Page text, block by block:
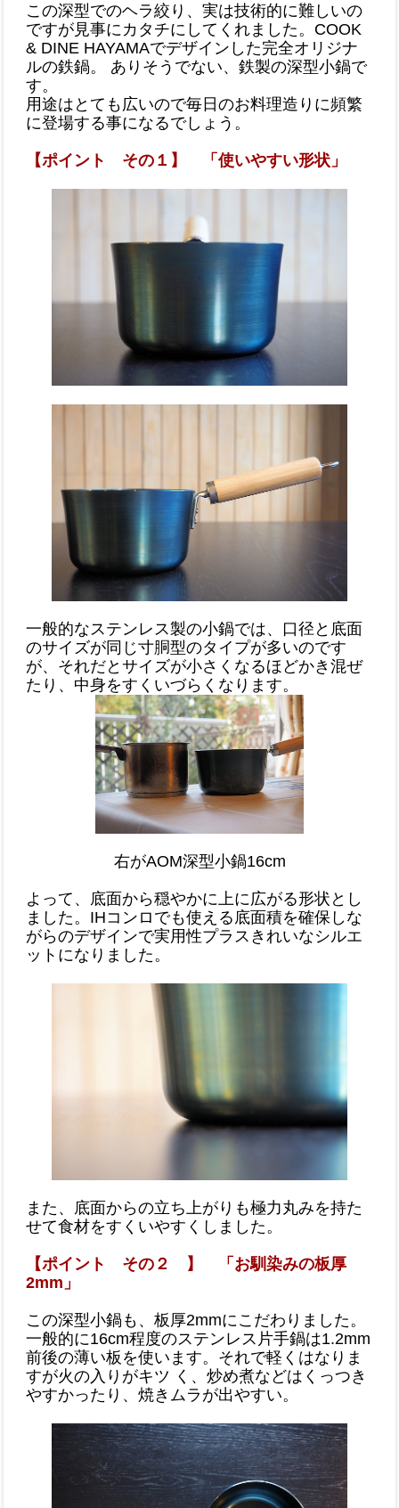
この深型でのヘラ絞り、実は技術的に難しいの
ですが見事にカタチにしてくれました。COOK
& DINE HAYAMAでデザインした完全オリジナ
ルの鉄鍋。 ありそうでない、鉄製の深型小鍋で
す。
用途はとても広いので毎日のお料理造りに頻繁
に登場する事になるでしょう。
【ポイント その１】 「使いやすい形状」
一般的なステンレス製の小鍋では、口径と底面
のサイズが同じ寸胴型のタイプが多いのです
が、それだとサイズが小さくなるほどかき混ぜ
たり、中身をすくいづらくなります。
右がAOM深型小鍋16cm
よって、底面から穏やかに上に広がる形状とし
ました。IHコンロでも使える底面積を確保しな
がらのデザインで実用性プラスきれいなシルエ
ットになりました。
また、底面からの立ち上がりも極力丸みを持た
せて食材をすくいやすくしました。
【ポイント その２ 】 「お馴染みの板厚
2mm」
この深型小鍋も、板厚2mmにこだわりました。
一般的に16cm程度のステンレス片手鍋は1.2mm
前後の薄い板を使います。それで軽くはなりま
すが火の入りがキツ く、炒め煮などはくっつき
やすかったり、焼きムラが出やすい。